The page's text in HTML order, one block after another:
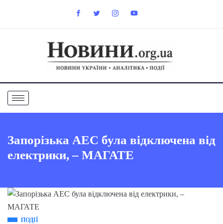
Запорізька АЕС була відключена від
електрики, – МАГАТЕ
ПОДІЇ